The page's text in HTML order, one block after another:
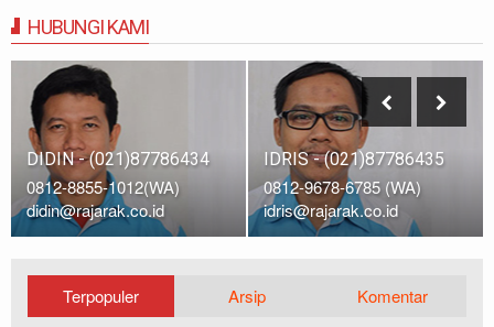
HUBUNGI KAMI
IDRIS - (021)87786435
0812-9678-6785 (WA)
idris@rajarak.co.id
DIDIN - (021)87786434
0812-8855-1012(WA)
didin@rajarak.co.id
Terpopuler Arsip Komentar